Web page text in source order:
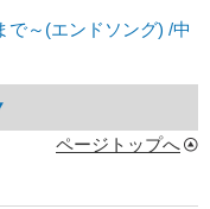
で～(エンドソング) /中
ページトップへ